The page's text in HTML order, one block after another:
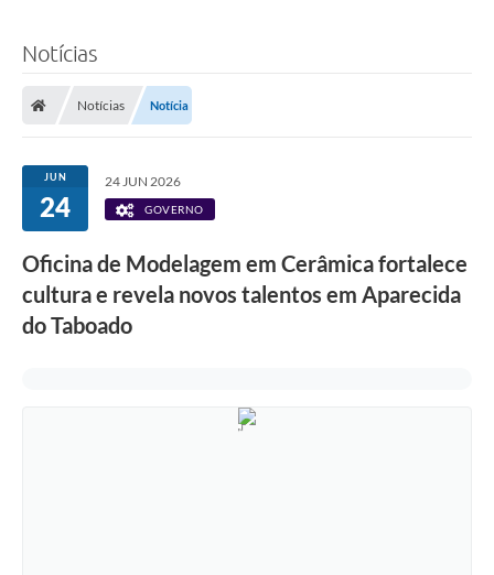
Notícias
Notícias Notícia
JUN
24
24 JUN 2026
GOVERNO
Oficina de Modelagem em Cerâmica fortalece
cultura e revela novos talentos em Aparecida
do Taboado